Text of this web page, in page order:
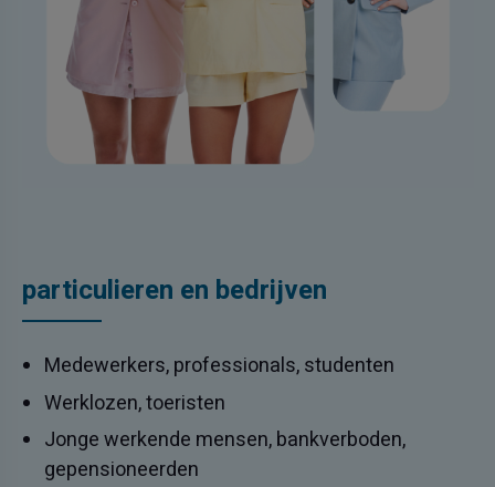
particulieren en bedrijven
Medewerkers, professionals, studenten
Werklozen, toeristen
Jonge werkende mensen, bankverboden,
gepensioneerden